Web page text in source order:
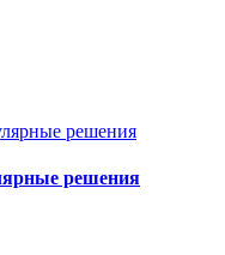
решения